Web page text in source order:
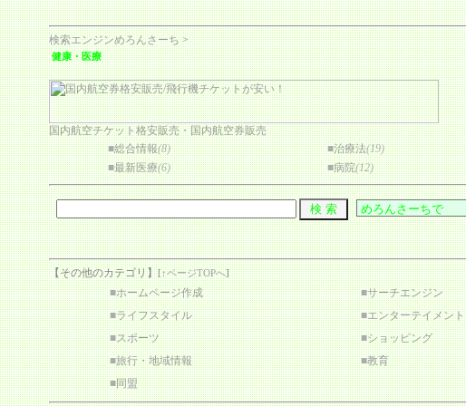
検索エンジンめろんさーち>
健康・医療
国内航空チケット格安販売・国内航空券販売
■総合情報(8) ■治療法(19)
■最新医療(6) ■病院(12)
【その他のカテゴリ】[↑ページTOPへ]
■ホームページ作成 ■サーチエンジン
■ライフスタイル ■エンターテイメント
■スポーツ ■ショッピング
■旅行・地域情報 ■教育
■同盟